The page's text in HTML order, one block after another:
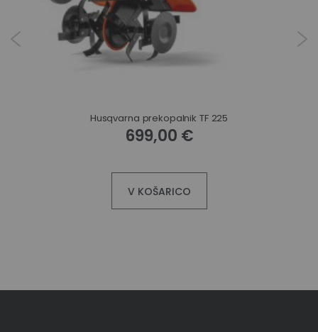
Husqvarna prekopalnik TF 225
699,00 €
V KOŠARICO